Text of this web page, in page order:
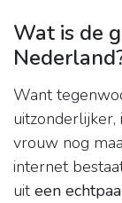
Wat is de
Want
vrouw nog
internet
uiteen